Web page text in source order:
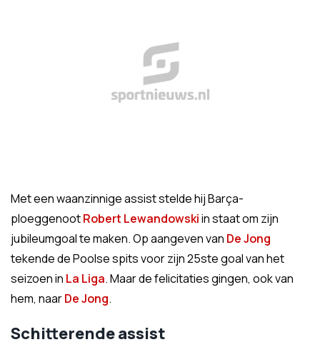
Met een waanzinnige assist stelde hij Barça-
ploeggenootRobert Lewandowskiin staat om zijn
jubileumgoal te maken. Op aangeven van De Jong
tekende de Poolse spits voor zijn 25ste goal van het
seizoen in La Liga. Maar de felicitaties gingen, ook van
hem, naarDe Jong.
Schitterende assist